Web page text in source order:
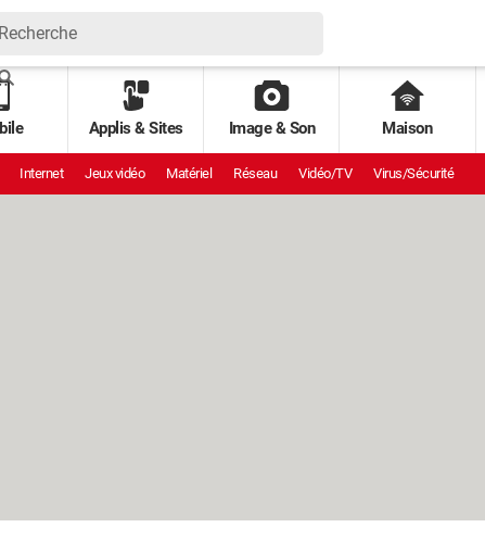
Applis & Sites Image & Son Maison
Internet Jeux vidéo Matériel Réseau Vidéo/TV Virus/Sécurité